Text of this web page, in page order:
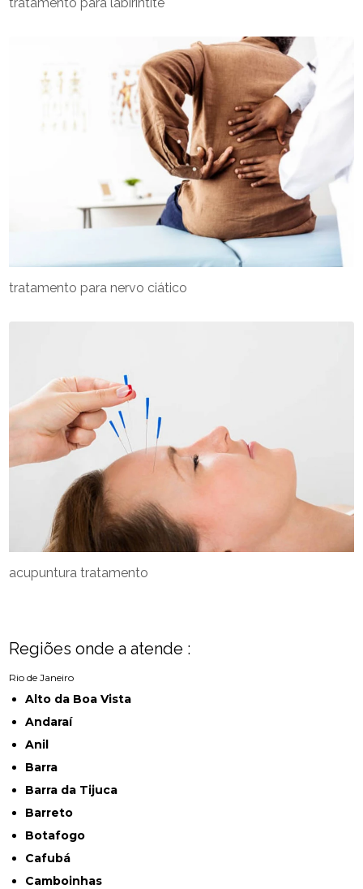
acupuntura tratamento
tratamento para nervo ciático
Regiões onde a atende :
Rio de Janeiro
Alto da Boa Vista
Andaraí
Anil
Barra
Barra da Tijuca
Barreto
Botafogo
Cafubá
Camboinhas